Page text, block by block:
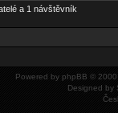
a 1 návštěvník
Powered by phpBB ©
Designed by